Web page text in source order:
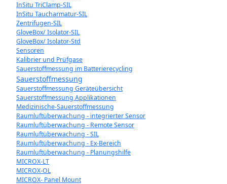
InSitu TriClamp-SIL
InSitu Taucharmatur-SIL
Zentrifugen-SIL
GloveBox/ Isolator-SIL
GloveBox/ Isolator-Std
Sensoren
Kalibrier und Prüfgase
Sauerstoffmessung im Batterierecycling
Sauerstoffmessung
Sauerstoffmessung Geräteübersicht
Sauerstoffmessung Applikationen
Medizinische-Sauerstoffmessung
Raumluftüberwachung - integrierter Sensor
Raumluftüberwachung - Remote Sensor
Raumluftüberwachung - SIL
Raumluftüberwachung - Ex-Bereich
Raumluftüberwachung - Planungshilfe
MICROX-LT
MICROX-OL
MICROX- Panel Mount